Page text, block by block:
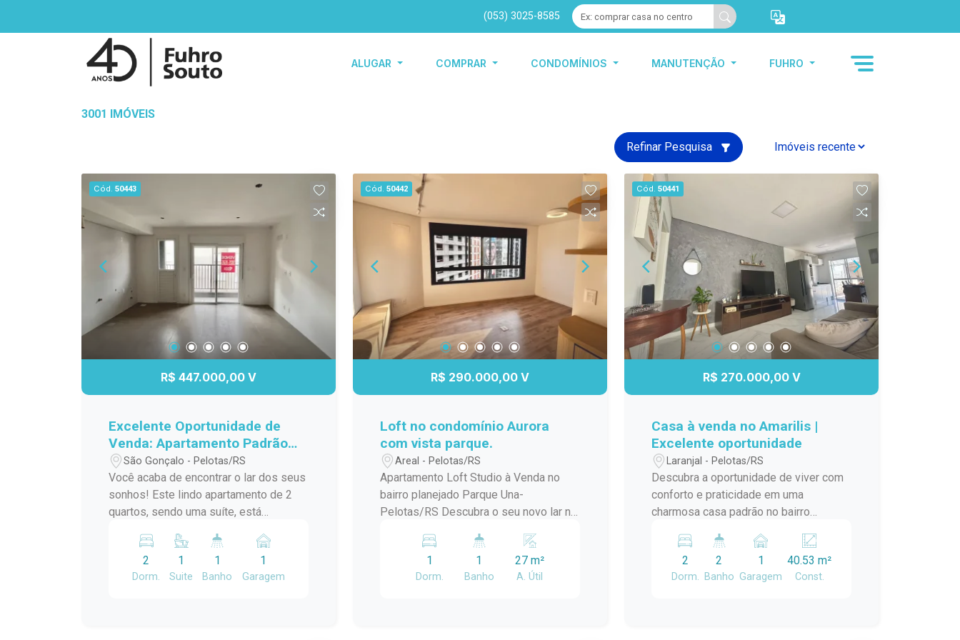
(053) 3025-8585
ALUGAR COMPRAR CONDOMÍNIOS MANUTENÇÃO FUHRO
3001 IMÓVEIS
Refinar Pesquisa
Cód. 50443
R$ 447.000,00 V
Excelente Oportunidade de
Venda: Apartamento Padrão
em São Gonçalo, Pelotas/RS
São Gonçalo - Pelotas/RS
Você acaba de encontrar o lar dos seus
sonhos! Este lindo apartamento de 2
quartos, sendo uma suíte, está
Gonçalo, a poucos passos do Shopping
Pelotas e do Fórum. Com uma sacada
charmosa e churrasqueira, este espaço
2
Dorm.
1
Suite
1
Banho
1
Garagem
Cód. 50442
R$ 290.000,00 V
Loft no condomínio Aurora
com vista parque.
Areal - Pelotas/RS
Apartamento Loft Studio à Venda no
bairro planejado Parque Una-
Pelotas/RS Descubra o seu novo lar no
studio localizado no Condomínio Aurora
Parque Una oferece uma experiência
única de conforto e modernidade. Com
1
Dorm.
1
Banho
27 m²
A. Útil
Cód. 50441
R$ 270.000,00 V
Casa à venda no Amarilis |
Excelente oportunidade
Laranjal - Pelotas/RS
Descubra a oportunidade de viver com
conforto e praticidade em uma
charmosa casa padrão no bairro
ideal para quem busca um lar
aconchegante e bem localizado. A casa
conta com amplos ambientes,
2
Dorm.
2
Banho
1
Garagem
40.53 m²
Const.